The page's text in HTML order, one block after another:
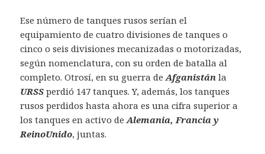
Ese número de tanques rusos serían el
equipamiento de cuatro divisiones de tanques o
cinco o seis divisiones mecanizadas o motorizadas,
según nomenclatura, con su orden de batalla al
completo. Otrosí, en su guerra deAfganistán la
URSS perdió 147 tanques. Y, además, los tanques
rusos perdidos hasta ahora es una cifra superior a
los tanques en activo deAlemania, Francia y
ReinoUnido, juntas.